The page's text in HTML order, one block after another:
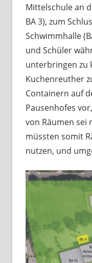
Mittelschule an
BA 3), zum
Schwimmhalle
und Schüler
unterbringen zu
Kuchenreuther
Containern auf
Pausenhofes
von Räumen sei
müssten somit
nutzen, und